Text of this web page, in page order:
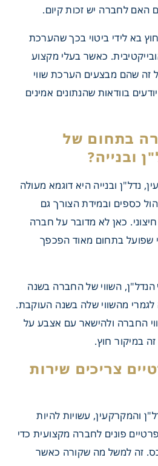
על ידי גורם
לחברה יש זכות קיום.
בא לידי ביטוי בכך שהערכת
כאשר בעלי מקצוע
זה שהם מבצעים הערכת שווי
בוודאות שהנתונים אמינים
של
נדל"ן ובנייה היא דוגמא מעולה
כספים ובמידת הצורך גם
כאן לא מדובר על חברה
שפועל בתחום מאוד הפכפך
הנדל"ן, השווי של החברה בשנה
לגמרי מהשווי שלה בשנה העוקבת.
החברה ולהישאר עם אצבע על
במיקור חוץ.
והמקרקעין, עשויות להיות
פונים לחברה מקצועית כדי
זה למשל מה שקורה כאשר